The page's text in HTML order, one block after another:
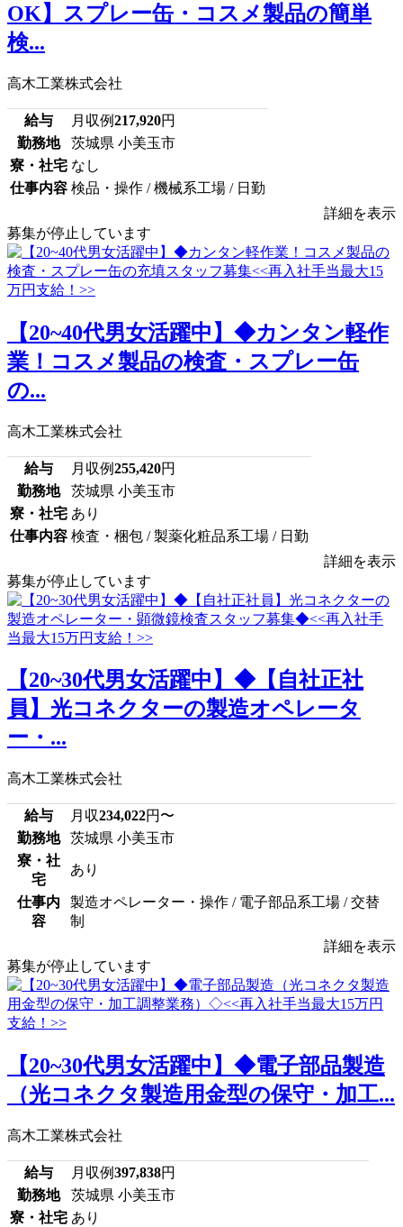
OK】スプレー缶・コスメ製品の簡単
検...
高木工業株式会社
給与 月収例217,920円
勤務地
茨城県 小美玉市
寮・社宅 なし
仕事内容 検品・操作 / 機械系工場 / 日勤
詳細を表示
募集が停止しています
【20~40代男女活躍中】◆カンタン軽作
業！コスメ製品の検査・スプレー缶
の...
高木工業株式会社
給与 月収例255,420円
勤務地
茨城県 小美玉市
寮・社宅 あり
仕事内容 検査・梱包 / 製薬化粧品系工場 / 日勤
詳細を表示
募集が停止しています
【20~30代男女活躍中】◆【自社正社
員】光コネクターの製造オペレータ
ー・...
高木工業株式会社
給与 月収234,022円〜
勤務地
茨城県 小美玉市
寮・社
宅
あり
仕事内
容
製造オペレーター・操作 / 電子部品系工場 / 交替
制
詳細を表示
募集が停止しています
【20~30代男女活躍中】◆電子部品製造
（光コネクタ製造用金型の保守・加工...
高木工業株式会社
給与 月収例397,838円
勤務地
茨城県 小美玉市
寮・社宅 あり